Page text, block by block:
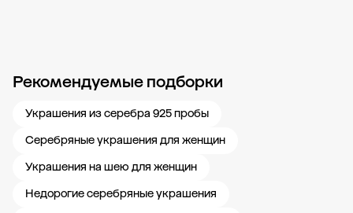
Рекомендуемые подборки
Украшения из серебра 925 пробы
Серебряные украшения для женщин
Украшения на шею для женщин
Недорогие серебряные украшения
Новости компании Журнал ЗОЛОТОЙ Блог